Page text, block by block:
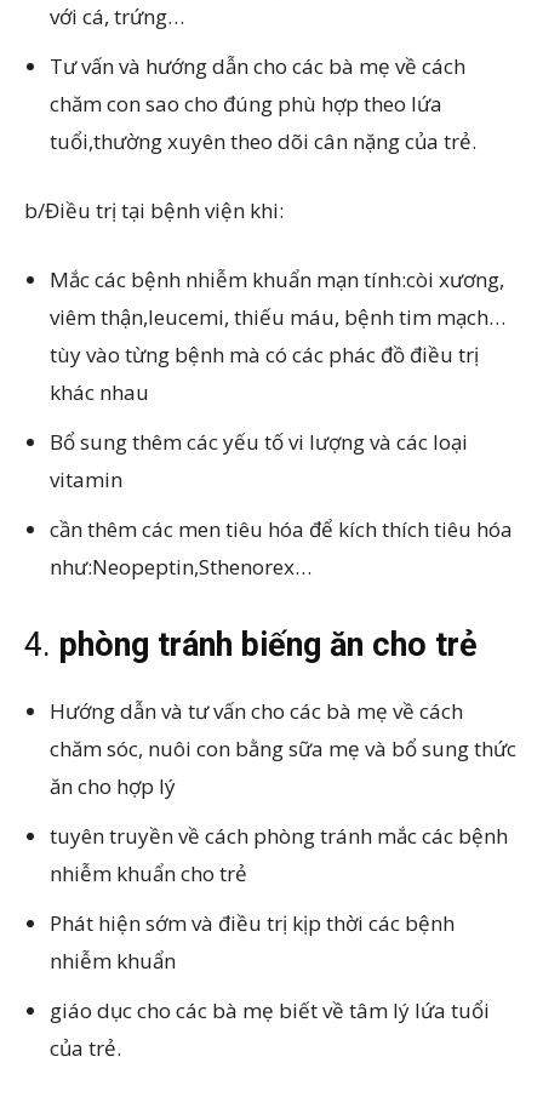
với cá, trứng…
Tư vấn và hướng dẫn cho các bà mẹ về cách
chăm con sao cho đúng phù hợp theo lứa
tuổi,thường xuyên theo dõi cân nặng của trẻ.
b/Điều trị tại bệnh viện khi:
Mắc các bệnh nhiễm khuẩn mạn tính:còi xương,
viêm thận,leucemi, thiếu máu, bệnh tim mạch…
tùy vào từng bệnh mà có các phác đồ điều trị
khác nhau
Bổ sung thêm các yếu tố vi lượng và các loại
vitamin
cần thêm các men tiêu hóa để kích thích tiêu hóa
như:Neopeptin,Sthenorex…
4. phòng tránh biếng ăn cho trẻ
Hướng dẫn và tư vấn cho các bà mẹ về cách
chăm sóc, nuôi con bằng sữa mẹ và bổ sung thức
ăn cho hợp lý
tuyên truyền về cách phòng tránh mắc các bệnh
nhiễm khuẩn cho trẻ
Phát hiện sớm và điều trị kịp thời các bệnh
nhiễm khuẩn
giáo dục cho các bà mẹ biết về tâm lý lứa tuổi
của trẻ.